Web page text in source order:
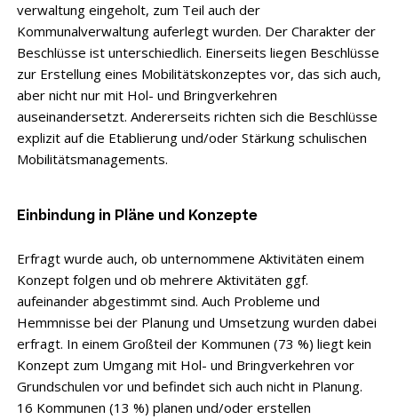
verwaltung eingeholt, zum Teil auch der
Kommunalverwaltung auferlegt wurden. Der Charakter der
Beschlüsse ist unterschiedlich. Einerseits liegen Beschlüsse
zur Erstellung eines Mobilitätskonzeptes vor, das sich auch,
aber nicht nur mit Hol- und Bringverkehren
auseinandersetzt. Andererseits richten sich die Beschlüsse
explizit auf die Etablierung und/oder Stärkung schulischen
Mobilitätsmanagements.
Einbindung in Pläne und Konzepte
Erfragt wurde auch, ob unternommene Aktivitäten einem
Konzept folgen und ob ­mehrere Aktivitäten ggf.
aufeinander abgestimmt sind. Auch Probleme und
Hemmnisse bei der Planung und Umsetzung wurden dabei
erfragt. In einem Großteil der Kommunen (73 %) liegt kein
Konzept zum Umgang mit Hol- und Bringverkehren vor
Grundschulen vor und befindet sich auch nicht in Planung.
16 Kommunen (13 %) planen und/oder erstellen